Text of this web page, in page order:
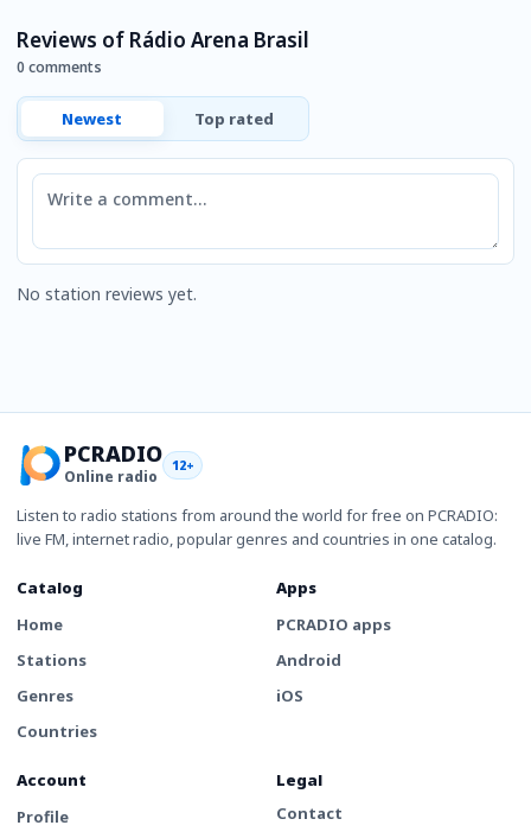
Reviews of Rádio Arena Brasil
0 comments
Newest Top rated
Comment
No station reviews yet.
PCRADIO
Online radio
12+
Listen to radio stations from around the world for free on PCRADIO:
live FM, internet radio, popular genres and countries in one catalog.
Catalog
Home
Stations
Genres
Countries
Apps
PCRADIO apps
Android
iOS
Account
Profile
Legal
Contact